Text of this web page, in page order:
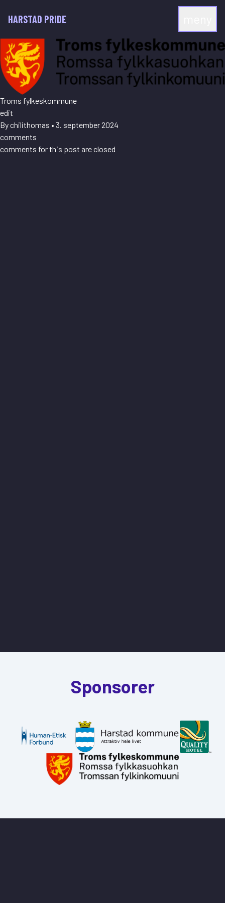
HARSTAD PRIDE
Troms fylkeskommune
edit
Bychilithomas • 3. september 2024
comments
comments for this post are closed
Sponsorer
HARSTAD PRIDE
2. - 7. september 2024
harstadpride@gmail.com